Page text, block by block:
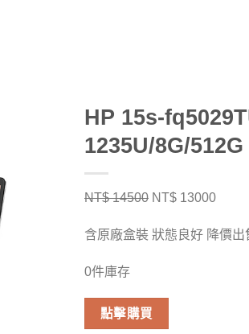
HP 15s-
1235U/8G/
NT$14500 NT$ 13000
含原廠盒裝 狀態良好 降價出
0件庫存
點擊購買